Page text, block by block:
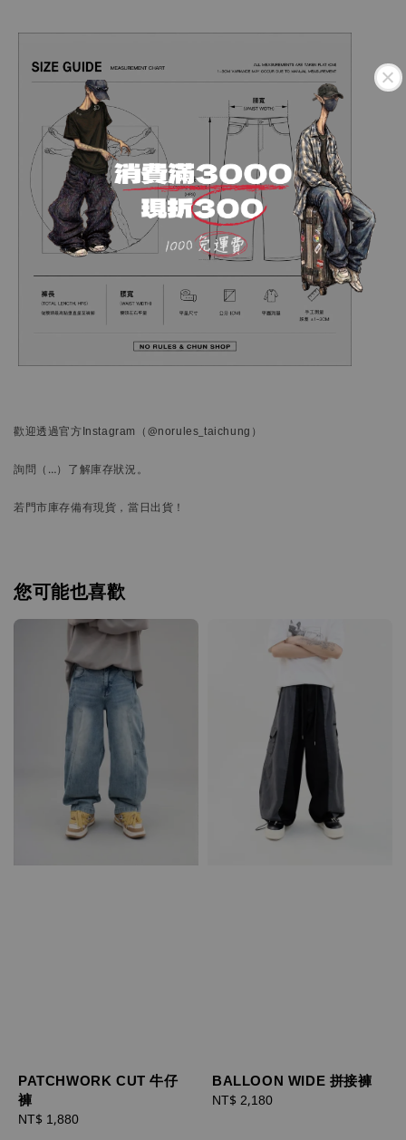
歡迎透過官方Instagram （@norules_taichung）
詢問 （…） 了解庫存狀況。
若門市庫存備有現貨，當日出貨！
您可能也喜歡
PATCHWORK CUT 牛仔
褲
Regular
NT$ 1,880
BALLOON WIDE 拼接褲
Regular
NT$ 2,180